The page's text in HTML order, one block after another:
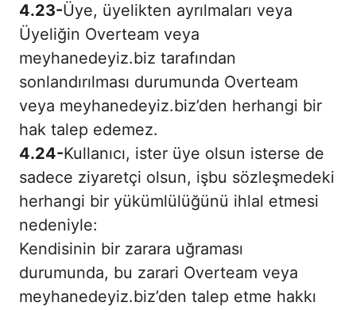
4.23-Üye, üyelikten ayrılmaları veya
Üyeliğin Overteam veya
meyhanedeyiz.biz tarafından
sonlandırılması durumunda Overteam
veya meyhanedeyiz.biz’den herhangi bir
hak talep edemez.
4.24-Kullanıcı, ister üye olsun isterse de
sadece ziyaretçi olsun, işbu sözleşmedeki
herhangi bir yükümlülüğünü ihlal etmesi
nedeniyle:
Kendisinin bir zarara uğraması
durumunda, bu zarari Overteam veya
meyhanedeyiz.biz’den talep etme hakkı